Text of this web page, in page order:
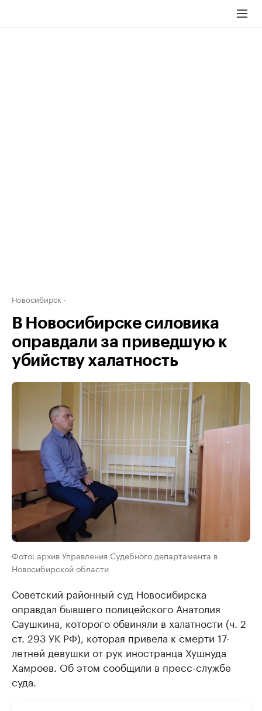
Новосибирск
В Новосибирске силовика
оправдали за приведшую к
убийству халатность
Фото: архив Управления Судебного департамента в
Новосибирской области
Советский районный суд Новосибирска
оправдал бывшего полицейского Анатолия
Саушкина, которого обвиняли в халатности (ч. 2
ст. 293 УК РФ), которая привела к смерти 17-
летней девушки от рук иностранца Хушнуда
Хамроев. Об этом сообщили в пресс-службе
суда.